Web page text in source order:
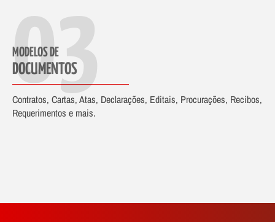
03
MODELOS DE
DOCUMENTOS
Contratos, Cartas, Atas, Declarações, Editais, Procurações, Recibos,
Requerimentos e mais.